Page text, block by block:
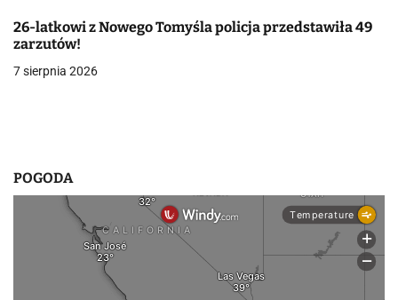
i
s
26-latkowi z Nowego Tomyśla policja przedstawiła 49
zarzutów!
7 sierpnia 2026
POGODA